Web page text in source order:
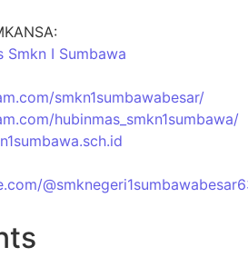
Smkn I Sumbawa
smkn1sumbawabesar/
hubinmas_smkn1sumbawa/